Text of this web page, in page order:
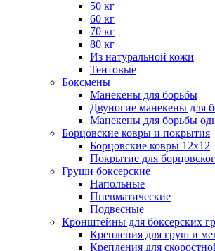
50 кг
60 кг
70 кг
80 кг
Из натуральной кожи
Тентовые
Боксмены
Манекены для борьбы
Двуногие манекены для
Манекены для борьбы
Борцовские ковры и покрытия
Борцовские ковры 12х12
Покрытие для
Груши боксерские
Напольные
Пневматические
Подвесные
Кронштейны для боксерских
Крепления для груш и
Крепления для